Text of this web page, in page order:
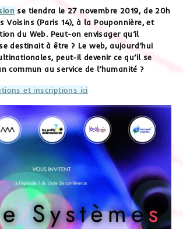
se tiendra le 27 novembre 2019, de 20h
Voisins (Paris 14), à la Pouponnière, et
du Web. Peut-on envisager qu’il
destinait à être ? Le web, aujourd’hui
peut-il devenir ce qu’il se
commun au service de l’humanité ?
et inscriptions ici